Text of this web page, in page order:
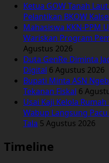
Ketua GOW Tanah
Pelantikan BKOW
Mahasiswa KKN-PPM
Wariskan Program
Agustus 2026
Duta GenRe Diminta
Digital 6 Agustus 2026
Bupati Minta ASN
Tekanan Fiskal 6
Usai Kaji Kelola
Wabup Langsung
Tala 5 Agustus 2026
Timeline